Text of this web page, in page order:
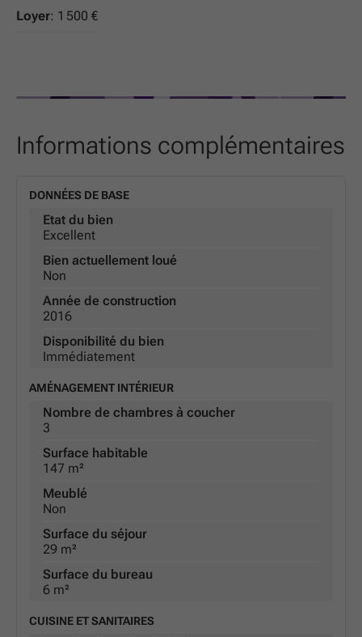
Loyer: 1 500 €
Informations complémentaires
DONNÉES DE BASE
Etat du bien
Excellent
Bien actuellement loué
Non
Année de construction
2016
Disponibilité du bien
Immédiatement
AMÉNAGEMENT INTÉRIEUR
Nombre de chambres à coucher
3
Surface habitable
147 m²
Meublé
Non
Surface du séjour
29 m²
Surface du bureau
6 m²
CUISINE ET SANITAIRES